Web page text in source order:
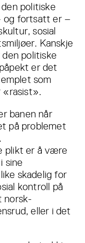
politiske
og fortsatt er –
sosial
Kanskje
politiske
er det
som
«rasist».
banen når
på problemet
plikt er å være
sine
skadelig for
kontroll på
norsk-
eller i det